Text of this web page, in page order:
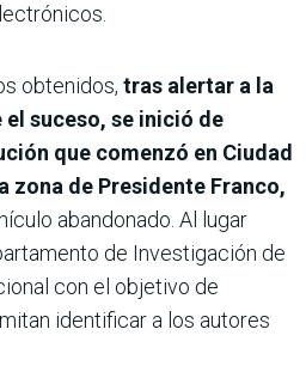
obtenidos, tras alertar a la
suceso, se inició de
que comenzó en Ciudad
zona de Presidente Franco,
abandonado. Al lugar
de Investigación de
con el objetivo de
identificar a los autores